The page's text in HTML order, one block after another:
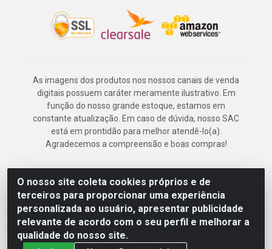
O nosso site coleta cookies próprios e de
terceiros para proporcionar uma experiência
personalizada ao usuário, apresentar publicidade
relevante de acordo com o seu perfil e melhorar a
qualidade do nosso site.
As imagens dos produtos nos nossos canais de venda
digitais possuem caráter meramente ilustrativo. Em
função do nosso grande estoque, estamos em
constante atualização. Em caso de dúvida, nosso SAC
está em prontidão para melhor atendê-lo(a).
Agradecemos a compreensão e boas compras!
Deskontão Atacado - Av. Marechal Mascarenhas de Morais, 2471 -
Imbiribeira - Recife/PE - CEP 51.150-001 - CNPJ 24.150.377/0003-
57